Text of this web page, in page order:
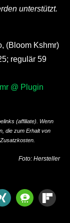
unterstützt.
(Bloom Kshmr)
regulär 59
@ Plugin
(affiliate). Wenn
die zum Erhalt von
Foto: Hersteller